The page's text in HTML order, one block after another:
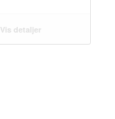
Vis detaljer